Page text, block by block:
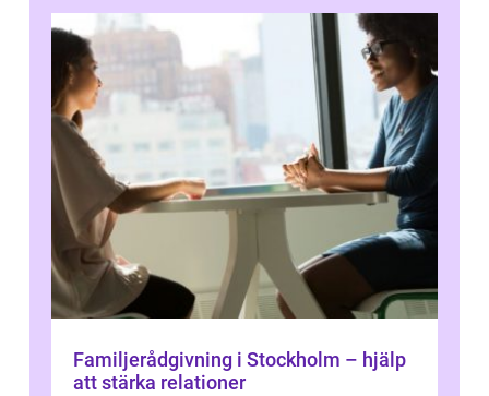
Familjerådgivning i Stockholm – hjälp
att stärka relationer